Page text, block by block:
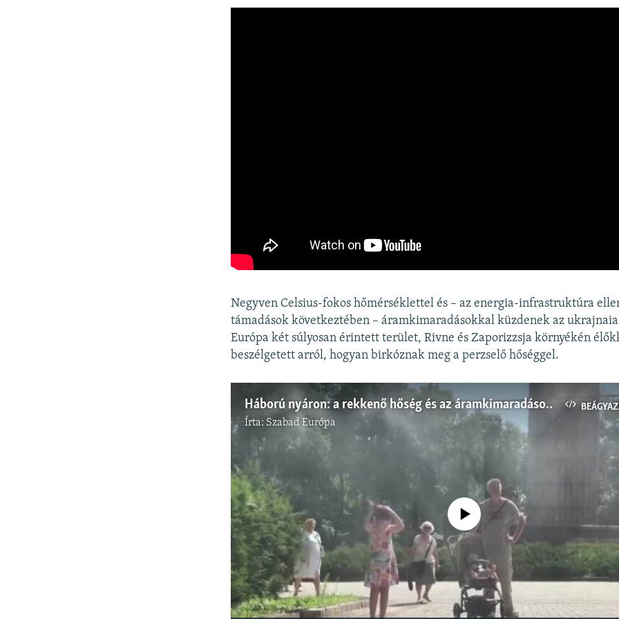
Negyven Celsius-fokos hőmérséklettel és – az energia-infrastruktúra
támadások következtében – áramkimaradásokkal küzdenek az
Európa két súlyosan érintett terület, Rivne és Zaporizzsja környékén
beszélgetett arról, hogyan birkóznak meg a perzselő hőséggel.
Háború nyáron: a rekkenő hőség és az áramkimaradások is nehezítik az ukránok életét
Írta: Szabad Európa
Jelenleg nincs elérhető tartalom